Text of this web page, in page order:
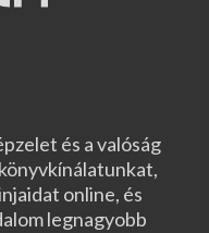
és a valóság
online, és
legnagyobb